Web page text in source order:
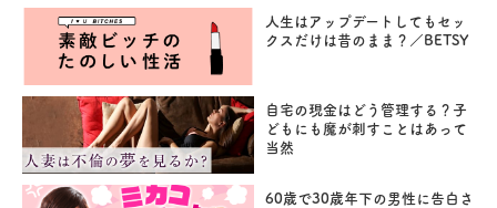
人生はアップデートしてもセッ
クスだけは昔のまま？／BETSY
自宅の現金はどう管理する？子
どもにも魔が刺すことはあって
当然
60歳で30歳年下の男性に告白さ